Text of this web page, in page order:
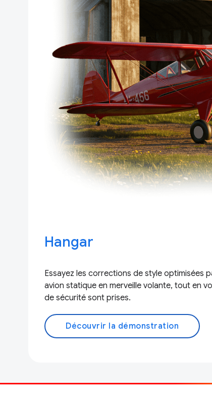
Hangar
Essayez les corrections de style optimisées
avion statique en merveille volante, tout en
de sécurité sont prises.
Découvrir la démonstration